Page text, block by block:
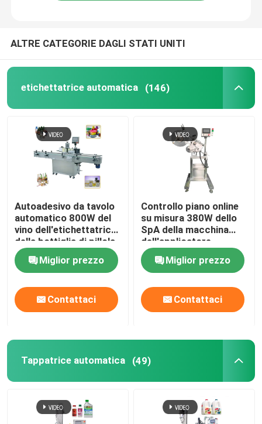
ALTRE CATEGORIE DAGLI STATI UNITI
etichettatrice automatica (146)
Autoadesivo da tavolo
automatico 800W del
vino dell'etichettatrice
della bottiglia di pillola
di WEINVIEW
Miglior prezzo
Contattaci
Controllo piano online
su misura 380W dello
SpA della macchina
dell'applicatore
dell'etichetta dello
schermo attivabile al
tatto
Miglior prezzo
Contattaci
Tappatrice automatica (49)